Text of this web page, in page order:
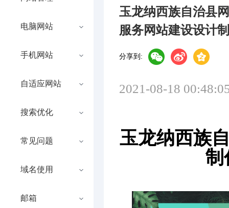
电脑网站
手机网站
自适应网站
搜索优化
常见问题
域名使用
邮箱
玉龙纳西族自治县
服务网站建设设计
分享到:
2021-08-18
玉龙纳西族
制